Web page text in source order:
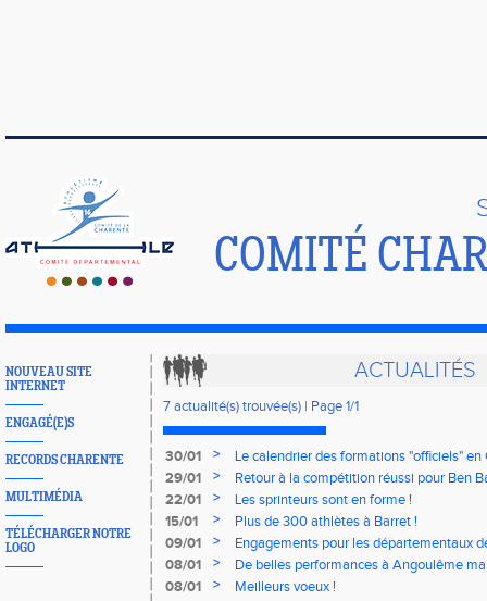
COMITÉ
NOUVEAU SITE
INTERNET
ENGAGÉ(E)S
RECORDS CHARENTE
MULTIMÉDIA
TÉLÉCHARGER NOTRE
LOGO
ACTUALITÉS
7 actualité(s) trouvée(s) | Page 1/1
30/01 >
Le calendrier des formations "officiels" en
29/01
>
Retour à la compétition réussi pour Ben
22/01
>
Les sprinteurs sont en forme !
15/01
>
Plus de 300 athlètes à Barret !
09/01
>
Engagements pour les départementaux
08/01
>
De belles performances à Angoulême
08/01
> Meilleurs voeux !